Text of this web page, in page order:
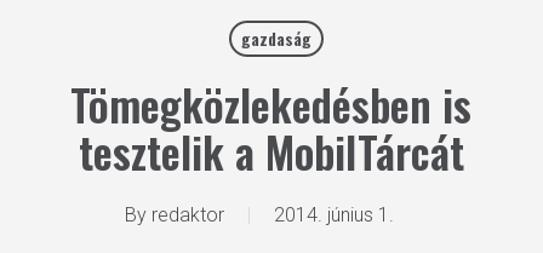
gazdaság
Tömegközlekedésben is
tesztelik a MobilTárcát
By redaktor 2014. június 1.